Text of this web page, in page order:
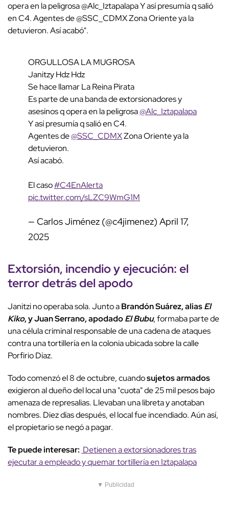
opera en la peligrosa @Alc_Iztapalapa Y así presumía q salió
en C4. Agentes de @SSC_CDMX Zona Oriente ya la
detuvieron. Así acabó".
ORGULLOSA LA MUGROSA
Janitzy Hdz Hdz
Se hace llamar La Reina Pirata
Es parte de una banda de extorsionadores y
asesinos q opera en la peligrosa@Alc_Iztapalapa
Y así presumía q salió en C4.
Agentes de@SSC_CDMXZona Oriente ya la
detuvieron.
Así acabó.
El caso#C4EnAlerta
pic.twitter.com/sLZC9WmG1M
— Carlos Jiménez (@c4jimenez) April 17,
2025
Extorsión, incendio y ejecución: el
terror detrás del apodo
Janitzi no operaba sola. Junto aBrandón Suárez, aliasEl
Kiko, y Juan Serrano, apodadoEl Bubu, formaba parte de
una célula criminal responsable de una cadena de ataques
contra una tortillería en la colonia ubicada sobre la calle
Porfirio Díaz.
Todo comenzó el 8 de octubre, cuandosujetos armados
exigieron al dueño del local una "cuota" de 25 mil pesos bajo
amenaza de represalias. Llevaban una libreta y anotaban
nombres. Diez días después, el local fue incendiado. Aún así,
el propietario se negó a pagar.
Te puede interesar: Detienen a extorsionadores tras
ejecutar a empleado y quemar tortillería en Iztapalapa
▼ Publicidad